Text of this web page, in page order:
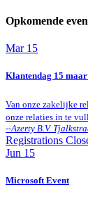
Opkomende
Mar 15
Klantendag 15
Van onze zakelijke
onze relaties in te
--Azerty B.V.
Registrations
Jun 15
Microsoft Event